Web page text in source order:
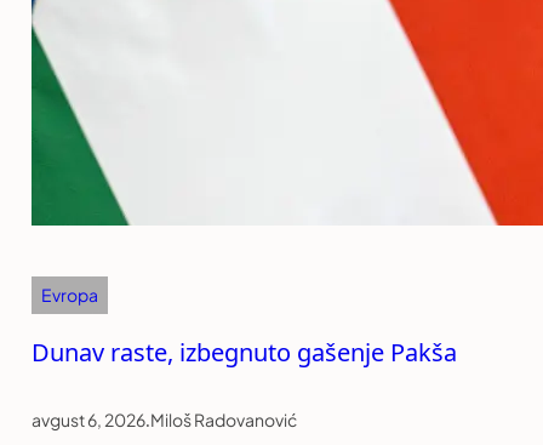
Evropa
Dunav raste, izbegnuto gašenje Pakša
avgust 6, 2026.Miloš Radovanović